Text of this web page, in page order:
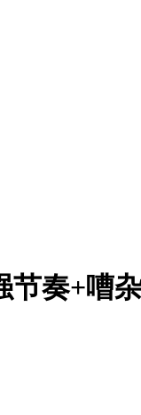
节奏+嘈